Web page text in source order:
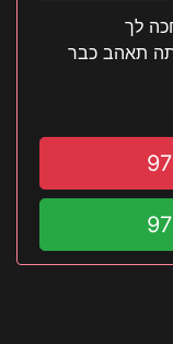
השווה מחכה לך
תאהב כבר